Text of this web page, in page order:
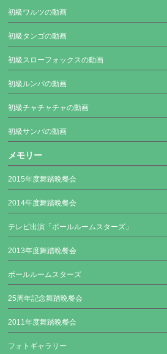
初級ワルツの動画
初級タンゴの動画
初級スローフォックスの動画
初級ルンバの動画
初級チャチャチャの動画
初級サンバの動画
メモリー
2015年度舞踏晩餐会
2014年度舞踏晩餐会
テレビ出演「ボールルームスターズ」
2013年度舞踏晩餐会
ボールルームスターズ
25周年記念舞踏晩餐会
2011年度舞踏晩餐会
フォトギャラリー